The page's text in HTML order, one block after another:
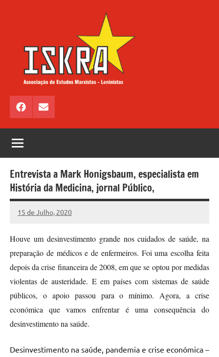
conteúdo
ISKRA
de
Estudos
Marxistas
–
Facebook
Email
Entrevista a Mark Honigsbaum, especialista em
História da Medicina, jornal Público,
15 de Julho, 2020
Miguel
Houve um desinvestimento grande nos cuidados de saúde, na
preparação de médicos e de enfermeiros. Foi uma escolha feita
depois da crise financeira de 2008, em que se optou por medidas
violentas de austeridade. E em países com sistemas de saúde
públicos, o apoio passou para o mínimo. Agora, a crise
económica que vamos enfrentar é uma consequência do
desinvestimento na saúde.
Desinvestimento na saúde, pandemia e crise económica –